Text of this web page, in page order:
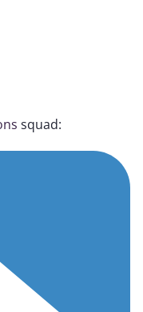
squad: